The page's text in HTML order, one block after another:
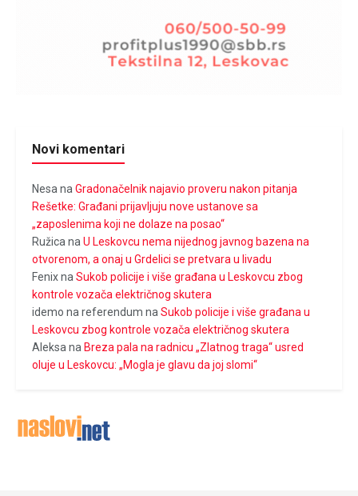
Novi komentari
Nesa na Gradonačelnik najavio proveru nakon pitanja
Rešetke: Građani prijavljuju nove ustanove sa
„zaposlenima koji ne dolaze na posao“
Ružica na U Leskovcu nema nijednog javnog bazena na
otvorenom, a onaj u Grdelici se pretvara u livadu
Fenixna Sukob policije i više građana u Leskovcu zbog
kontrole vozača električnog skutera
idemo na referendum na Sukob policije i više građana u
Leskovcu zbog kontrole vozača električnog skutera
Aleksa na Breza pala na radnicu „Zlatnog traga“ usred
oluje u Leskovcu: „Mogla je glavu da joj slomi“